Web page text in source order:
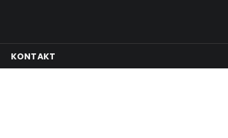
KONTAKT